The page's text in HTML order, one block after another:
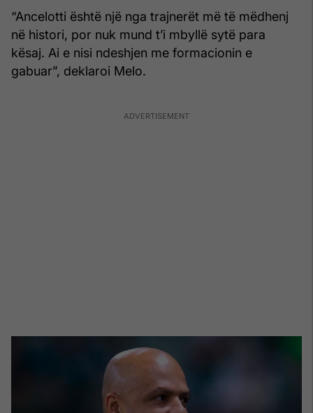
“Ancelotti është një nga trajnerët më të mëdhenj
në histori, por nuk mund t’i mbyllë sytë para
kësaj. Ai e nisi ndeshjen me formacionin e
gabuar”, deklaroi Melo.